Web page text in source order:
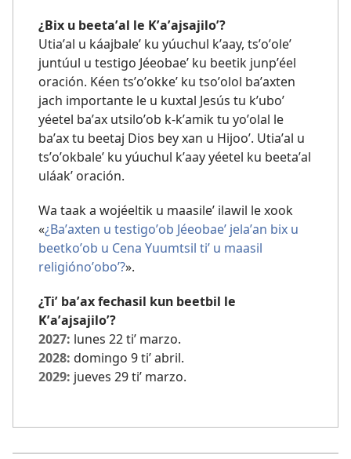
¿Bix u beetaʼal le Kʼaʼajsajiloʼ?
Utiaʼal u káajbaleʼ ku yúuchul kʼaay, tsʼoʼoleʼ
juntúul u testigo Jéeobaeʼ ku beetik junpʼéel
oración. Kéen tsʼoʼokkeʼ ku tsoʼolol baʼaxten
jach importante le u kuxtal Jesús tu kʼuboʼ
yéetel baʼax utsiloʼob k-kʼamik tu yoʼolal le
baʼax tu beetaj Dios bey xan u Hijooʼ. Utiaʼal u
tsʼoʼokbaleʼ ku yúuchul kʼaay yéetel ku beetaʼal
uláakʼ oración.
Wa taak a wojéeltik u maasileʼ ilawil le xook
«¿Baʼaxten u testigoʼob Jéeobaeʼ jelaʼan bix u
beetkoʼob u Cena Yuumtsil tiʼ u maasil
religiónoʼoboʼ?».
¿Tiʼ baʼax fechasil kun beetbil le
Kʼaʼajsajiloʼ?
2027: lunes 22 tiʼ marzo.
2028: domingo 9 tiʼ abril.
2029: jueves 29 tiʼ marzo.